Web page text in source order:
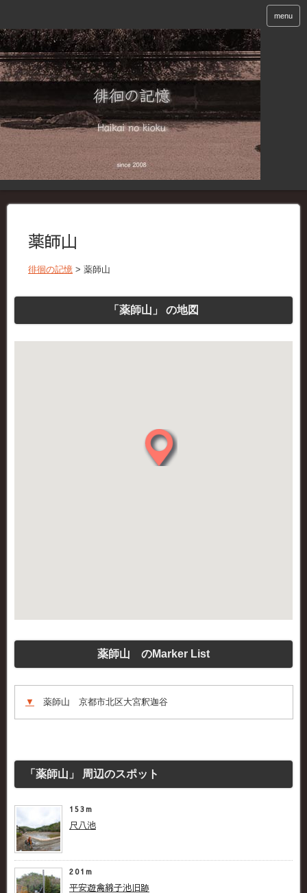
menu
薬師山
徘徊の記憶 > 薬師山
「薬師山」 の地図
薬師山 のMarker List
▼ 薬師山 京都市北区大宮釈迦谷
「薬師山」 周辺のスポット
153m
尺八池
201m
平安遊禽綿子池旧跡